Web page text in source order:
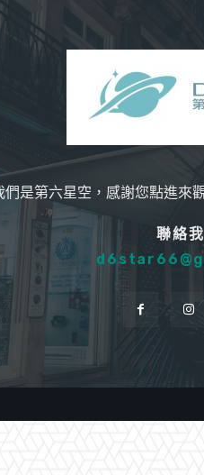
們是第六星空，感謝您點進來
聯絡